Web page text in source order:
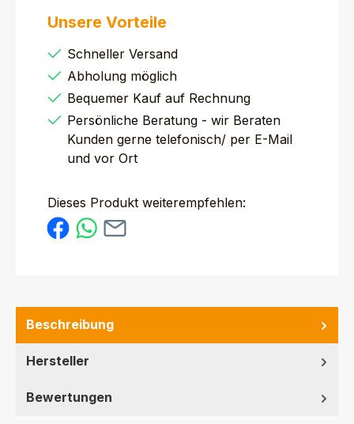
Unsere Vorteile
Schneller Versand
Abholung möglich
Bequemer Kauf auf Rechnung
Persönliche Beratung - wir Beraten
Kunden gerne telefonisch/ per E-Mail
und vor Ort
Dieses Produkt weiterempfehlen:
Beschreibung
Hersteller
Bewertungen